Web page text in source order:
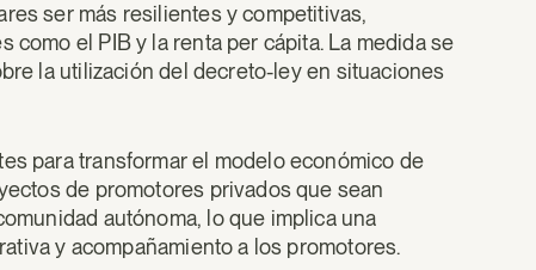
ser más resilientes y competitivas,
el PIB y la renta per cápita. La medida se
la utilización del decreto-ley en situaciones
para transformar el modelo económico de
de promotores privados que sean
autónoma, lo que implica una
y acompañamiento a los promotores.